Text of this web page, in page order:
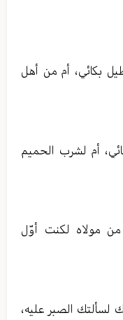
بكائي، أم من أهل
أم لشرب الحميم
مولاه لكنت أوّل
لسألتك الصبر عليه،